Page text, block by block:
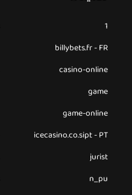
1
billybets.fr - FR
casino-online
game
game-online
icecasino.co.sipt - PT
jurist
n_pu